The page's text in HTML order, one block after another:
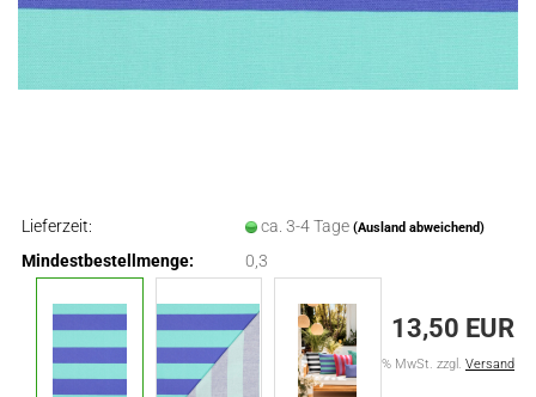
Lieferzeit: ca. 3-4 Tage (Ausland abweichend)
Mindestbestellmenge: 0,3
13,50 EUR
inkl. 19% MwSt. zzgl. Versand